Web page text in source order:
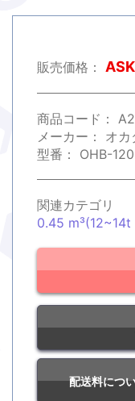
販売価格： ASK
商品コード：
メーカー： オカ
型番： OHB-120
関連カテゴリ
0.45 m³(12~14t
配送料につ